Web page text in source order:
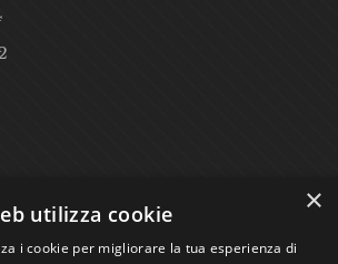
VENDITA
×
utilizza cookie
i cookie per migliorare la tua esperienza di